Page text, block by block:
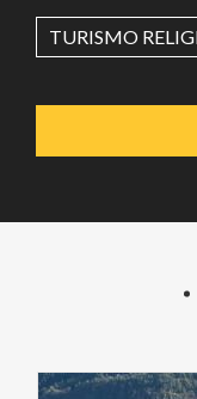
Value in decimal
TURISMO